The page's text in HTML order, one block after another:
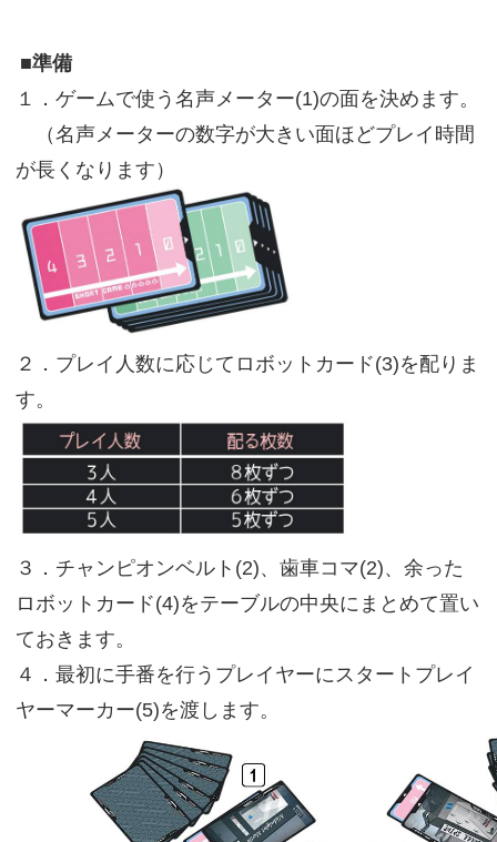
■準備
１．ゲームで使う名声メーター(1)の面を決めます。
（名声メーターの数字が大きい面ほどプレイ時間
が長くなります）
２．プレイ人数に応じてロボットカード(3)を配りま
す。
３．チャンピオンベルト(2)、歯車コマ(2)、余った
ロボットカード(4)をテーブルの中央にまとめて置い
ておきます。
４．最初に手番を行うプレイヤーにスタートプレイ
ヤーマーカー(5)を渡します。